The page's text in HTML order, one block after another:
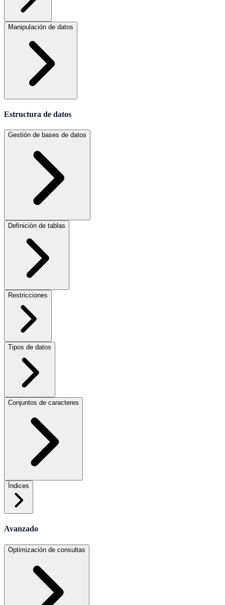
Manipulación de datos
Estructura de datos
Gestión de bases de datos
Definición de tablas
Restricciones
Tipos de datos
Conjuntos de caracteres
Índices
Avanzado
Optimización de consultas